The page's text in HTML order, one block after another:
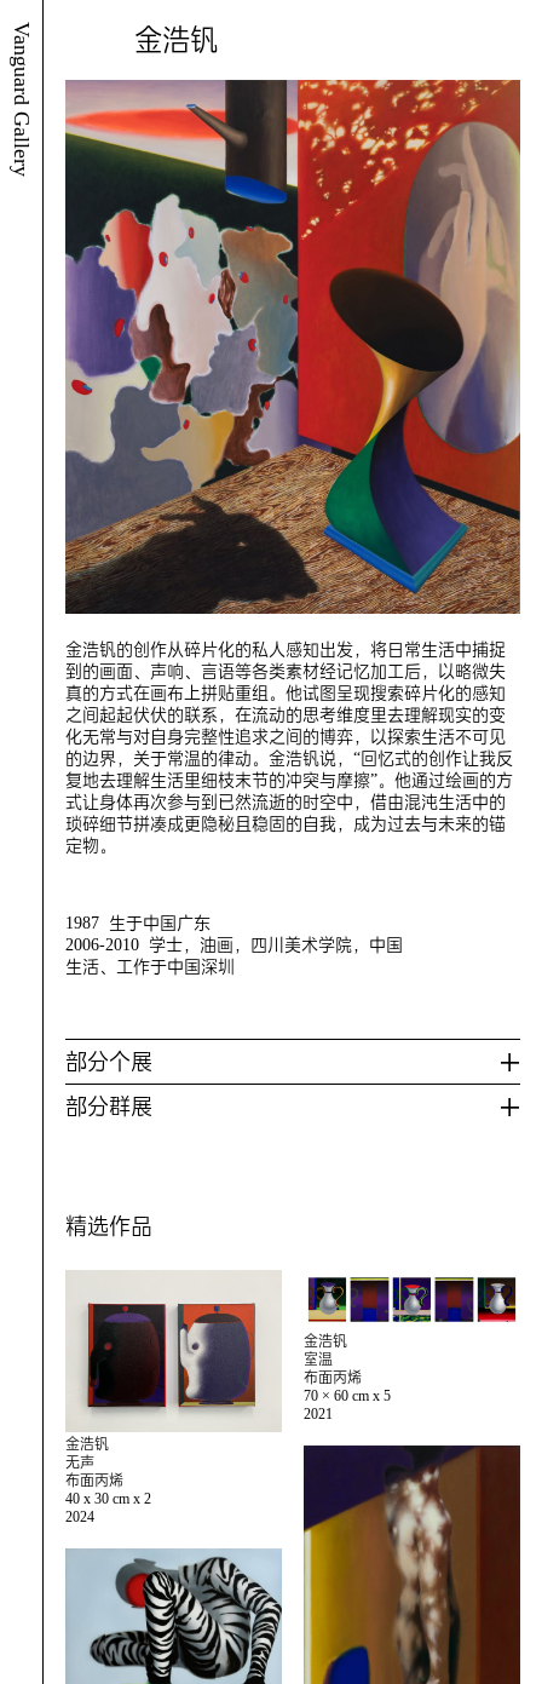
Vanguard Gallery 金浩钒
金浩钒的创作从碎片化的私人感知出发，将日常生活中捕捉
到的画面、声响、言语等各类素材经记忆加工后，以略微失
真的方式在画布上拼贴重组。他试图呈现搜索碎片化的感知
之间起起伏伏的联系，在流动的思考维度里去理解现实的变
化无常与对自身完整性追求之间的博弈，以探索生活不可见
的边界，关于常温的律动。金浩钒说，“回忆式的创作让我反
复地去理解生活里细枝末节的冲突与摩擦”。他通过绘画的方
式让身体再次参与到已然流逝的时空中，借由混沌生活中的
琐碎细节拼凑成更隐秘且稳固的自我，成为过去与未来的锚
定物。
1987 生于中国广东
2006-2010 学士，油画，四川美术学院，中国
生活、工作于中国深圳
部分个展
部分群展
精选作品
金浩钒
无声
布面丙烯
40 x 30 cm x 2
2024
金浩钒
室温
布面丙烯
70 × 60 cm x 5
2021